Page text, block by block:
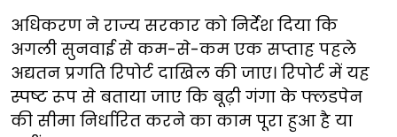
अधिकरण ने राज्य सरकार को निर्देश दिया कि
अगली सुनवाई से कम-से-कम एक सप्ताह पहले
अद्यतन प्रगति रिपोर्ट दाखिल की जाए। रिपोर्ट में यह
स्पष्ट रूप से बताया जाए कि बूढ़ी गंगा के फ्लडपेन
की सीमा निर्धारित करने का काम पूरा हुआ है या